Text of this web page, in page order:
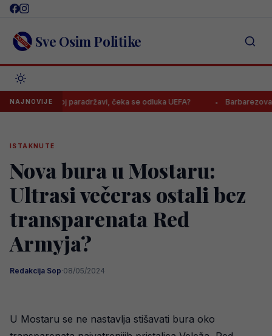
Skip
content Sve Osim Politike
NAJNOVIJEparadržavi, čeka se odluka UEFA? Barbarezova
ISTAKNUTE
Nova bura u Mostaru:
Ultrasi večeras ostali bez
transparenata Red
Armyja?
Redakcija Sop·08/05/2024
U Mostaru se ne nastavlja stišavati bura oko